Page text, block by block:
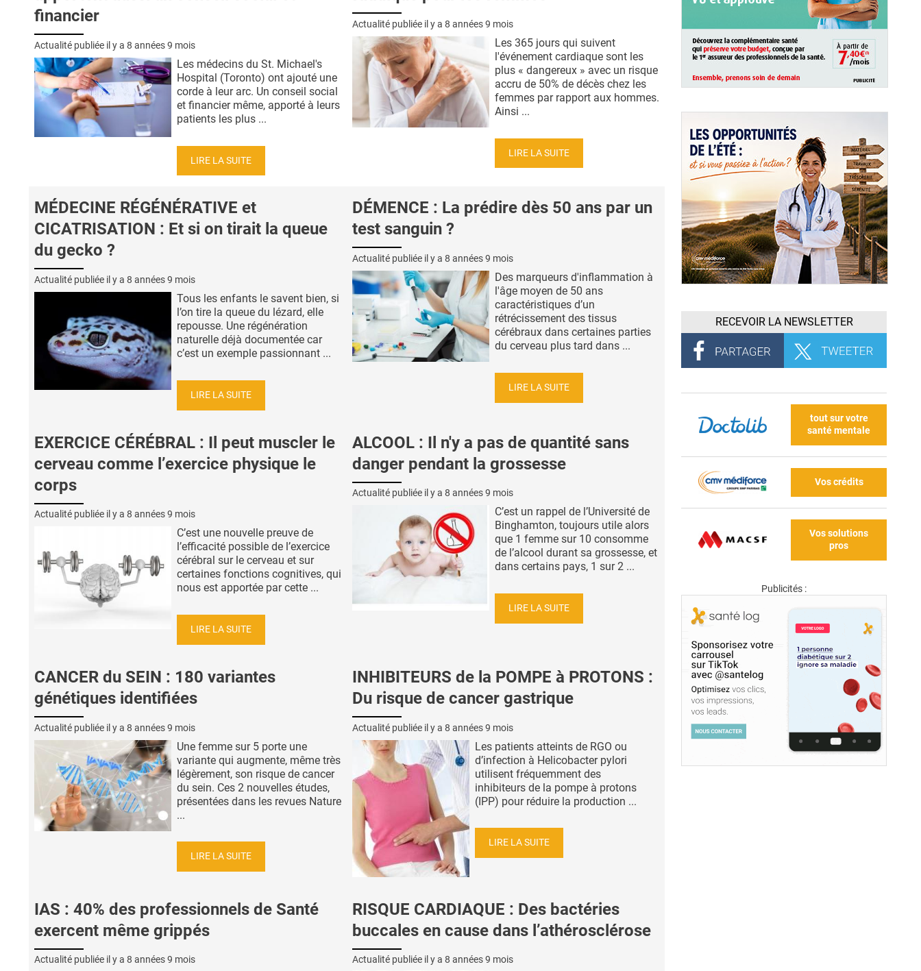
financier
Actualité publiée il y a 8 années 9 mois
Les médecins du St. Michael's
Hospital (Toronto) ont ajouté une
corde à leur arc. Un conseil social
et financier même, apporté à leurs
patients les plus ...
LIRE LA SUITE
Actualité publiée il y a 8 années 9 mois
Les 365 jours qui suivent
l'événement cardiaque sont les
plus « dangereux » avec un risque
accru de 50% de décès chez les
femmes par rapport aux hommes.
Ainsi ...
LIRE LA SUITE
MÉDECINE RÉGÉNÉRATIVE et
CICATRISATION : Et si on tirait la queue
du gecko ?
Actualité publiée il y a 8 années 9 mois
Tous les enfants le savent bien, si
l’on tire la queue du lézard, elle
repousse. Une régénération
naturelle déjà documentée car
c’est un exemple passionnant ...
LIRE LA SUITE
DÉMENCE : La prédire dès 50 ans par un
test sanguin ?
Actualité publiée il y a 8 années 9 mois
Des marqueurs d'inflammation à
l'âge moyen de 50 ans
caractéristiques d’un
rétrécissement des tissus
cérébraux dans certaines parties
du cerveau plus tard dans ...
LIRE LA SUITE
EXERCICE CÉRÉBRAL : Il peut muscler le
cerveau comme l’exercice physique le
corps
Actualité publiée il y a 8 années 9 mois
C’est une nouvelle preuve de
l’efficacité possible de l’exercice
cérébral sur le cerveau et sur
certaines fonctions cognitives, qui
nous est apportée par cette ...
LIRE LA SUITE
ALCOOL : Il n'y a pas de quantité sans
danger pendant la grossesse
Actualité publiée il y a 8 années 9 mois
C’est un rappel de l’Université de
Binghamton, toujours utile alors
que 1 femme sur 10 consomme
de l’alcool durant sa grossesse, et
dans certains pays, 1 sur 2 ...
LIRE LA SUITE
CANCER du SEIN : 180 variantes
génétiques identifiées
Actualité publiée il y a 8 années 9 mois
Une femme sur 5 porte une
variante qui augmente, même très
légèrement, son risque de cancer
du sein. Ces 2 nouvelles études,
présentées dans les revues Nature
...
LIRE LA SUITE
INHIBITEURS de la POMPE à PROTONS :
Du risque de cancer gastrique
Actualité publiée il y a 8 années 9 mois
Les patients atteints de RGO ou
d’infection à Helicobacter pylori
utilisent fréquemment des
inhibiteurs de la pompe à protons
(IPP) pour réduire la production ...
LIRE LA SUITE
IAS : 40% des professionnels de Santé
exercent même grippés
Actualité publiée il y a 8 années 9 mois
RISQUE CARDIAQUE : Des bactéries
buccales en cause dans l’athérosclérose
Actualité publiée il y a 8 années 9 mois
RECEVOIR LA NEWSLETTER
tout sur votre
santé mentale
Vos crédits
Vos solutions
pros
Publicités :